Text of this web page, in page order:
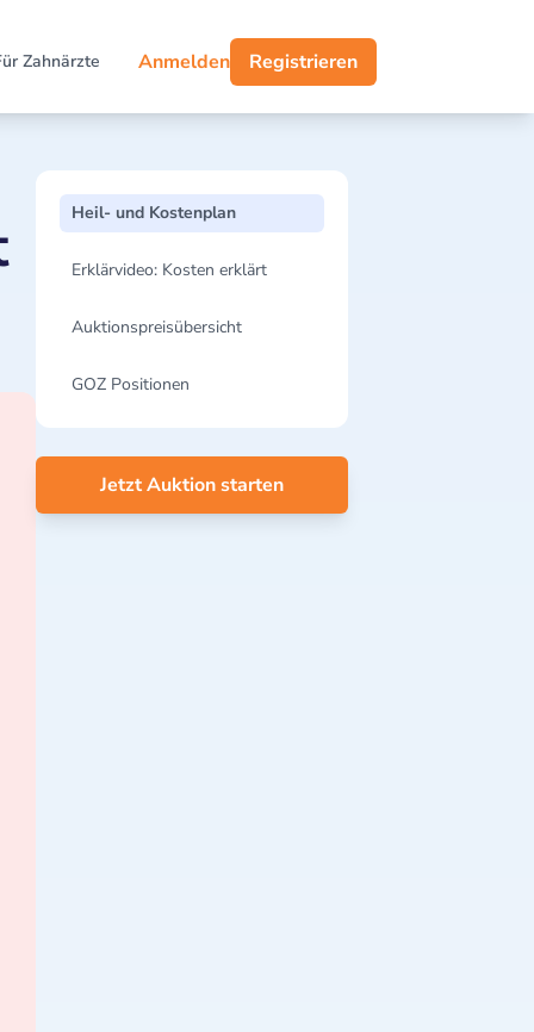
Zahnärzte Anmelden Registrieren
Heil- und Kostenplan
Erklärvideo: Kosten erklärt
Auktionspreisübersicht
GOZ Positionen
Jetzt Auktion starten